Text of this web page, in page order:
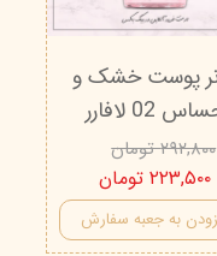
پوست خشک و
02 لافارر
۲۹۲,۸۰۰ تومان
۲۲۳,۵۰۰ تومان
به جعبه سفارش